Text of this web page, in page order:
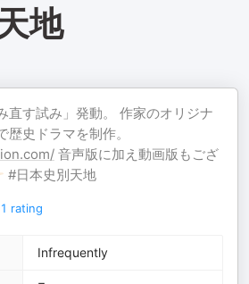
地
直す試み」発動。 作家のオリジナ
史ドラマを制作。
音声版に加え動画版もござ
#日本史別天地
1 rating
Infrequently